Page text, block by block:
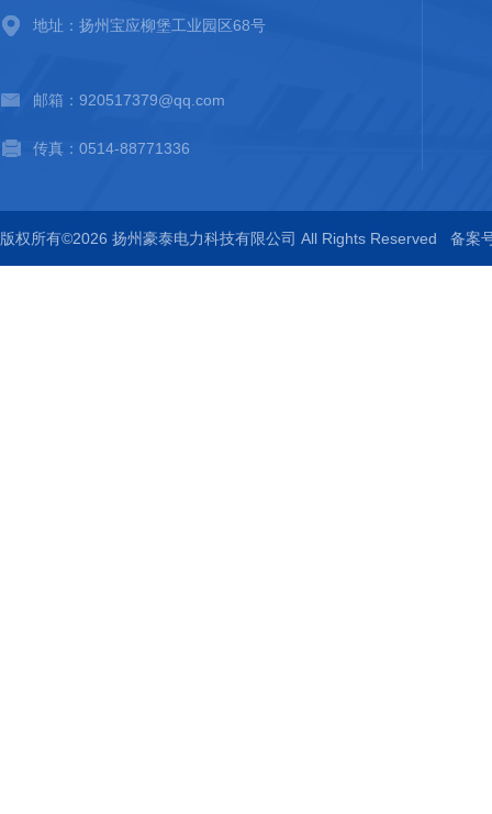
地址：扬州宝应柳堡工业园区68号
邮箱：920517379@qq.com
传真：0514-88771336
版权所有©2026 扬州豪泰电力科技有限公司 All Rights Reserved 备案